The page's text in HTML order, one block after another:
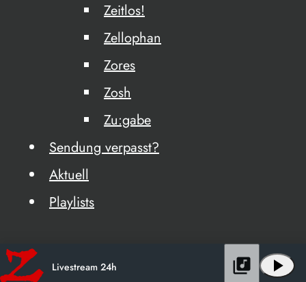
Zeitlos!
Zellophan
Zores
Zosh
Zu:gabe
Sendung verpasst?
Aktuell
Playlists
Livestream 24h play_arrow
library_music